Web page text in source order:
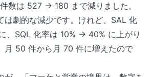
数は 527 → 180 まで減りました。
は劇的な減少です。けれど、SAL 化
、SQL 化率は 10% → 40% に上がり
月 50 件から月 70 件に増えたので